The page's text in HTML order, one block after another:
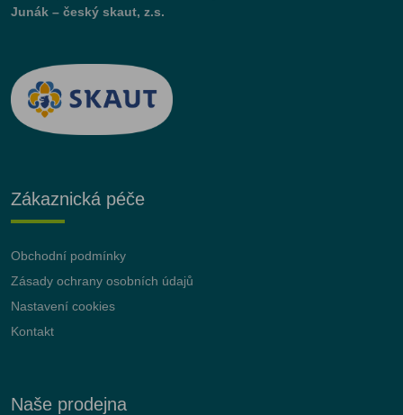
Junák – český skaut, z.s.
Zákaznická péče
Obchodní podmínky
Zásady ochrany osobních údajů
Nastavení cookies
Kontakt
Naše prodejna